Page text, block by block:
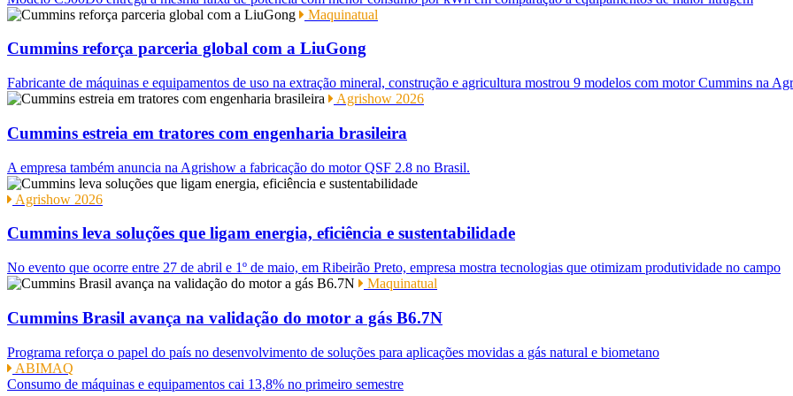
Maquinatual
Cummins reforça parceria global com a LiuGong
Fabricante de máquinas e equipamentos de uso na extração mineral, construção e agricultura mostrou 9 modelos com motor Cummins na
Agrishow 2026
Cummins estreia em tratores com engenharia brasileira
A empresa também anuncia na Agrishow a fabricação do motor QSF 2.8 no Brasil.
Agrishow 2026
Cummins leva soluções que ligam energia, eficiência e sustentabilidade
No evento que ocorre entre 27 de abril e 1º de maio, em Ribeirão Preto, empresa mostra tecnologias que otimizam produtividade no campo
Maquinatual
Cummins Brasil avança na validação do motor a gás B6.7N
Programa reforça o papel do país no desenvolvimento de soluções para aplicações movidas a gás natural e biometano
ABIMAQ
Consumo de máquinas e equipamentos cai 13,8% no primeiro semestre